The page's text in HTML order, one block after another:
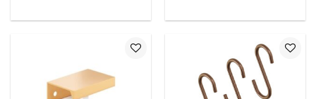
lemmikutesse
lemmikutesse